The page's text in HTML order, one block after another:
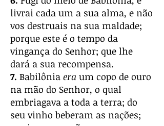
livrai cada um a sua alma, e não
vos destruais na sua maldade;
porque este é o tempo da
vingança do Senhor; que lhe
dará a sua recompensa.
7. Babilônia era um copo de ouro
na mão do Senhor, o qual
embriagava a toda a terra; do
seu vinho beberam as nações;